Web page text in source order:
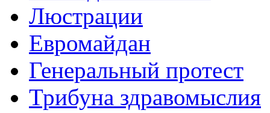
Люстрации
Евромайдан
Генеральный протест
Трибуна здравомыслия